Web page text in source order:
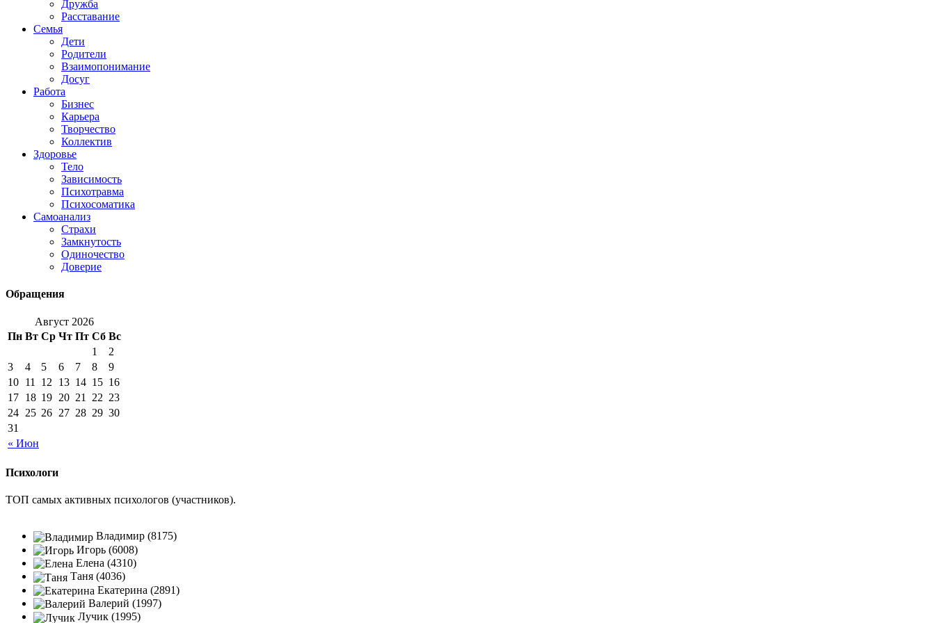
Дружба
Расставание
Семья
Дети
Родители
Взаимопонимание
Досуг
Работа
Бизнес
Карьера
Творчество
Коллектив
Здоровье
Тело
Зависимость
Психотравма
Психосоматика
Самоанализ
Страхи
Замкнутость
Одиночество
Доверие
Обращения
Август 2026
Пн Вт Ср Чт Пт Сб Вс
« Июн
1
2
3
4 5 6 7 8
9
10 11 12 13 14 15 16
17 18 19 20 21 22 23
24 25 26 27 28 29 30
31
Психологи
ТОП самых активных психологов (участников).
Владимир (8175)
Игорь (6008)
Елена (4310)
Таня (4036)
Екатерина (2891)
Валерий (1997)
Лучик (1995)